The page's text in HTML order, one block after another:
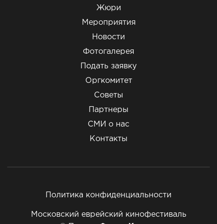
Жюри
Мероприятия
Новости
Фотогалерея
Подать заявку
Оргкомитет
Советы
Партнеры
СМИ о нас
Контакты
Московский еврейский кинофестиваль
Политика конфиденциальности